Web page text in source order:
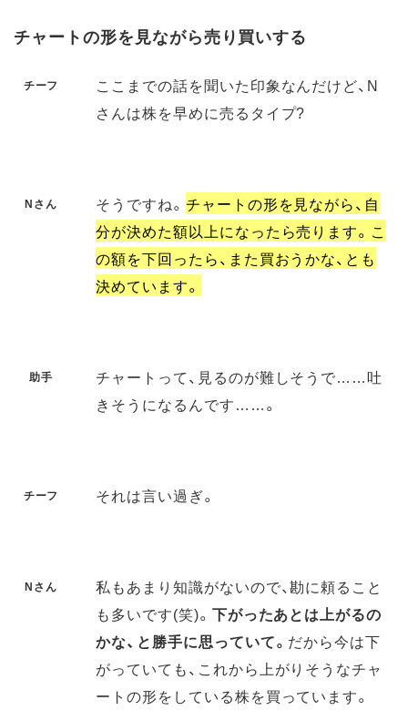
チャートの形を見ながら売り買いする
チーフ
ここまでの話を聞いた印象なんだけど、N
さんは株を早めに売るタイプ?
Nさん そうですね。 チャートの形を見ながら、自
分が決めた額以上になったら売ります。こ
の額を下回ったら、また買おうかな、とも
決めています。
助手
チャートって、見るのが難しそうで……吐
きそうになるんです……。
チーフ それは言い過ぎ。
Nさん
私もあまり知識がないので、勘に頼ること
も多いです(笑)。 下がったあとは上がるの
かな、と勝手に思っていて。 だから今は下
がっていても、これから上がりそうなチャ
ートの形をしている株を買っています。